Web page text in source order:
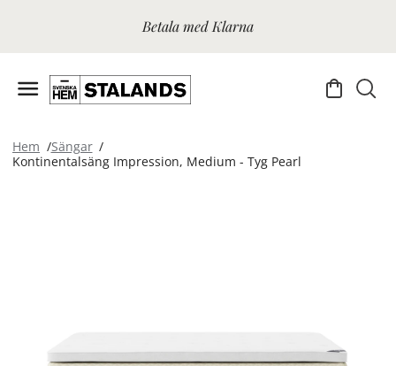
Betala med Klarna
Hem
Sängar
Kontinentalsäng Impression, Medium - Tyg Pearl